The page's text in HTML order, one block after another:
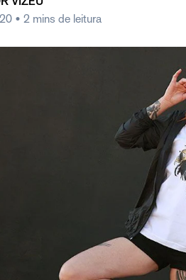
• 2 mins de leitura